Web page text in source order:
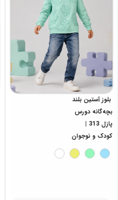
بلوز آستین بلند
بچه‌گانه دورس
پازل 313 |
کودک و نوجوان